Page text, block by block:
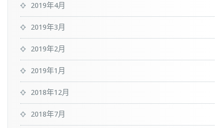
2019年4月
2019年3月
2019年2月
2019年1月
2018年12月
2018年7月